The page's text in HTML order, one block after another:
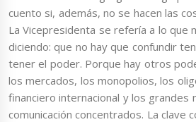
cuento si, además, no se hacen las
La Vicepresidenta se refería a lo que
diciendo: que no hay que confundir
tener el poder. Porque hay otros
los mercados, los monopolios, los
financiero internacional y los grandes
comunicación concentrados. La clave